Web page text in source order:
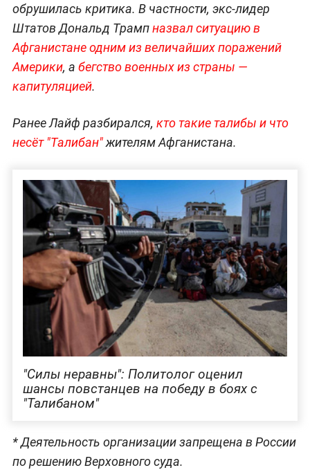
обрушилась критика. В частности, экс-лидер
Штатов Дональд Трампназвал ситуацию в
Афганистане одним из величайших поражений
Америки, а бегство военных из страны —
капитуляцией.
Ранее Лайф разбирался, кто такие талибы и что
несёт "Талибан"жителям Афганистана.
"Силы неравны": Политолог оценил
шансы повстанцев на победу в боях с
"Талибаном"
* Деятельность организации запрещена в России
по решению Верховного суда.